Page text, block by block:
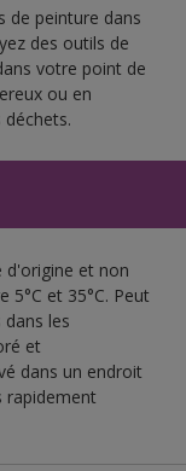
de peinture dans
des outils de
votre point de
ou en
d'origine et non
et 35°C. Peut
les
et
dans un endroit
rapidement